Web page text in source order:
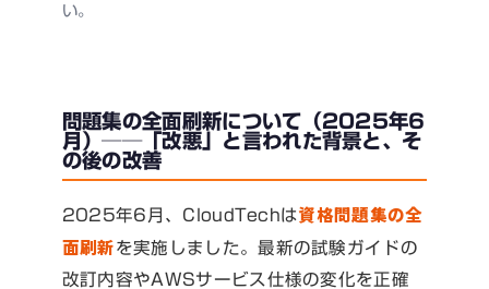
い。
問題集の全面刷新について（2025年6
月）──「改悪」と言われた背景と、そ
の後の改善
2025年6月、CloudTechは資格問題集の全
面刷新を実施しました。最新の試験ガイドの
改訂内容やAWSサービス仕様の変化を正確